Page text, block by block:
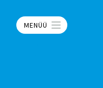
MENÜÜ